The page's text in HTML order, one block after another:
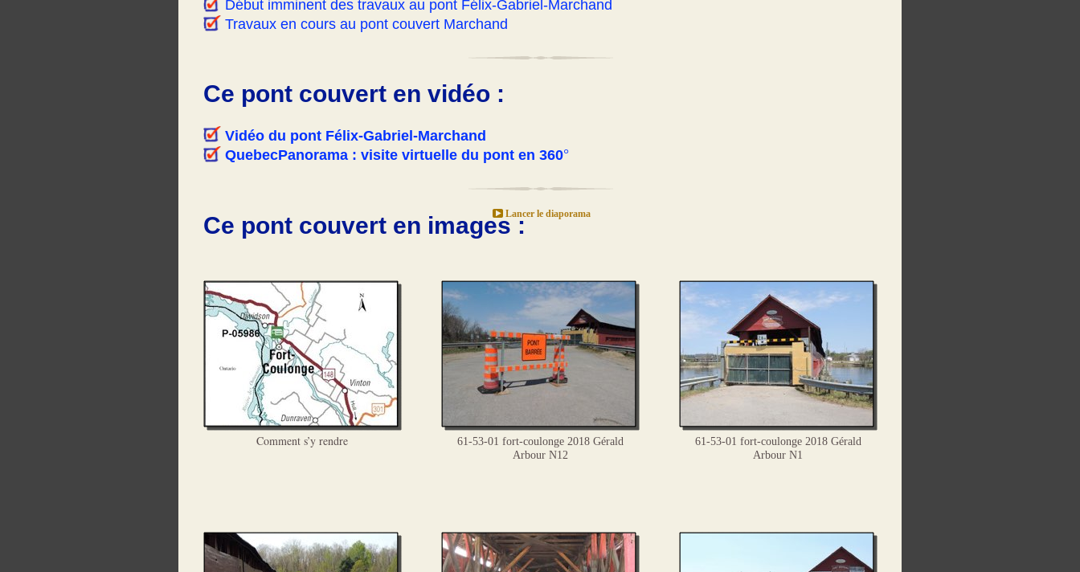
Début imminent des travaux au pont Félix-Gabriel-Marchand
Travaux en cours au pont couvert Marchand
Ce pont couvert en vidéo :
Vidéo du pont Félix-Gabriel-Marchand
QuebecPanorama : visite virtuelle du pont en 360°
Ce pont couvert en images :
Comment s’y rendre
61-53-01 fort-coulonge 2018 Gérald
Arbour N12
61-53-01 fort-coulonge 2018 Gérald
Arbour N1
Lancer le diaporama